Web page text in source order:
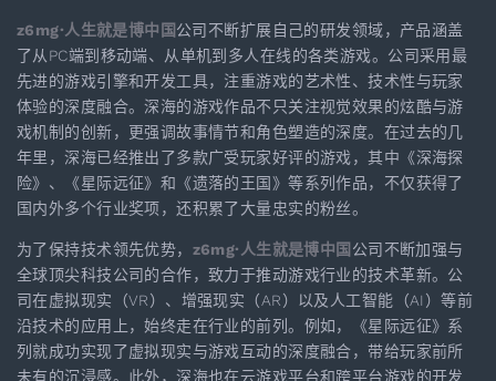
z6mg·人生就是博中国公司不断扩展自己的研发领域，产品涵盖
了从PC端到移动端、从单机到多人在线的各类游戏。公司采用最
先进的游戏引擎和开发工具，注重游戏的艺术性、技术性与玩家
体验的深度融合。深海的游戏作品不只关注视觉效果的炫酷与游
戏机制的创新，更强调故事情节和角色塑造的深度。在过去的几
年里，深海已经推出了多款广受玩家好评的游戏，其中《深海探
险》、《星际远征》和《遗落的王国》等系列作品，不仅获得了
国内外多个行业奖项，还积累了大量忠实的粉丝。
为了保持技术领先优势， z6mg·人生就是博中国 公司不断加强与
全球顶尖科技公司的合作，致力于推动游戏行业的技术革新。公
司在虚拟现实（VR）、增强现实（AR）以及人工智能（AI）等前
沿技术的应用上，始终走在行业的前列。例如，《星际远征》系
列就成功实现了虚拟现实与游戏互动的深度融合，带给玩家前所
未有的沉浸感。此外，深海也在云游戏平台和跨平台游戏的开发